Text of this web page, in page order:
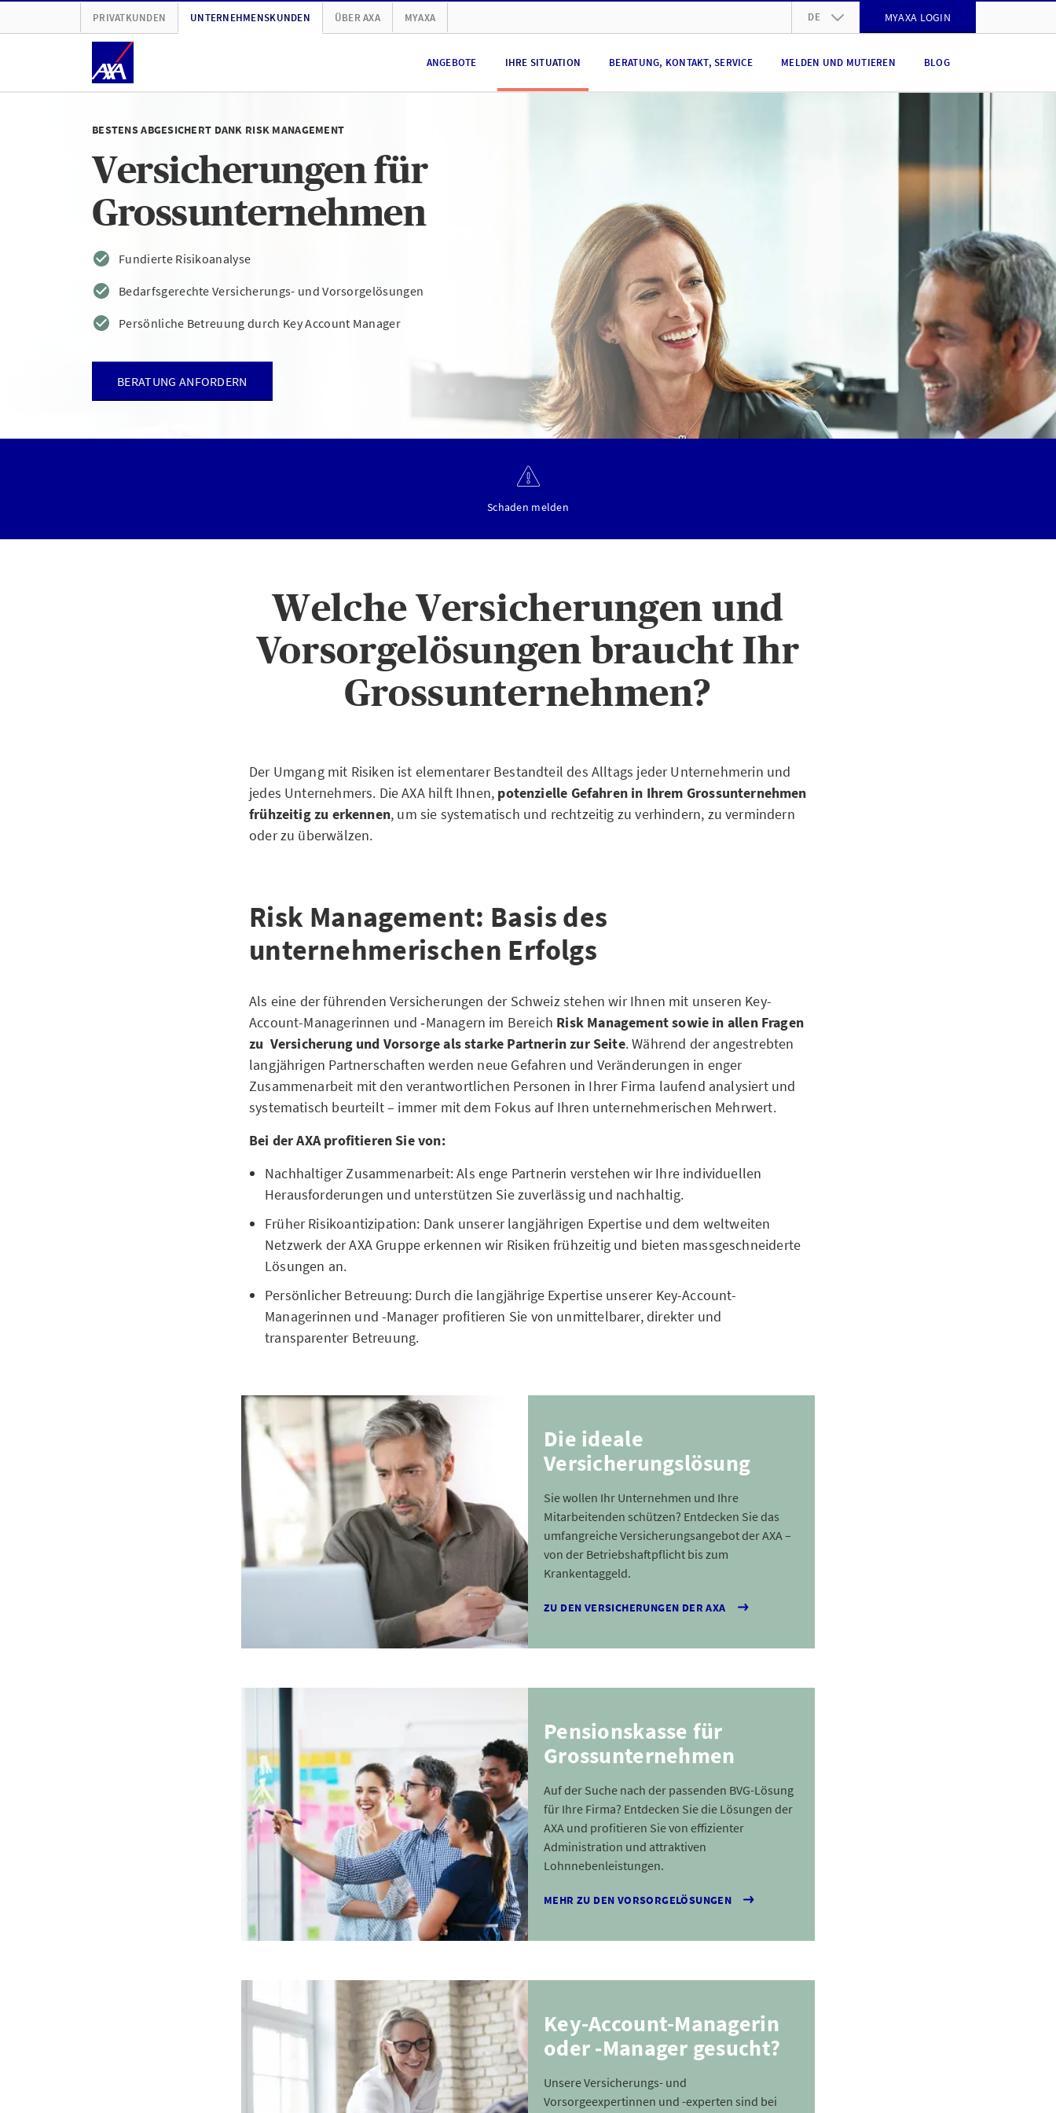
PRIVATKUNDEN UNTERNEHMENSKUNDEN ÜBER AXA MYAXA DE MYAXA LOGIN
ANGEBOTE IHRE SITUATION BERATUNG, KONTAKT, SERVICE MELDEN UND MUTIEREN BLOG
BESTENS ABGESICHERT DANK RISK MANAGEMENT
Versicherungen für
Grossunternehmen
Fundierte Risikoanalyse
Bedarfsgerechte Versicherungs- und Vorsorgelösungen
Persönliche Betreuung durch Key Account Manager
BERATUNG ANFORDERN
Schaden melden
Welche Versicherungen und
Vorsorgelösungen braucht Ihr
Grossunternehmen?
Der Umgang mit Risiken ist elementarer Bestandteil des Alltags jeder Unternehmerin und
jedes Unternehmers. Die AXA hilft Ihnen, potenzielle Gefahren in Ihrem Grossunternehmen
frühzeitig zu erkennen, um sie systematisch und rechtzeitig zu verhindern, zu vermindern
oder zu überwälzen.
Risk Management: Basis des
unternehmerischen Erfolgs
Als eine der führenden Versicherungen der Schweiz stehen wir Ihnen mit unseren Key-
Account-Managerinnen und ‑Managern im Bereich Risk Managementsowie in allen Fragen
zu Versicherung und Vorsorge als starke Partnerin zur Seite. Während der angestrebten
langjährigen Partnerschaften werden neue Gefahren und Veränderungen in enger
Zusammenarbeit mit den verantwortlichen Personen in Ihrer Firma laufend analysiert und
systematisch beurteilt – immer mit dem Fokus auf Ihren unternehmerischen Mehrwert.
Bei der AXA profitieren Sie von:
Nachhaltiger Zusammenarbeit: Als enge Partnerin verstehen wir Ihre individuellen
Herausforderungen und unterstützen Sie zuverlässig und nachhaltig.
Früher Risikoantizipation: Dank unserer langjährigen Expertise und dem weltweiten
Netzwerk der AXA Gruppe erkennen wir Risiken frühzeitig und bieten massgeschneiderte
Lösungen an.
Persönlicher Betreuung: Durch die langjährige Expertise unserer Key-Account-
Managerinnen und -Manager profitieren Sie von unmittelbarer, direkter und
transparenter Betreuung.
Die ideale
Versicherungslösung
Sie wollen Ihr Unternehmen und Ihre
Mitarbeitenden schützen? Entdecken Sie das
umfangreiche Versicherungsangebot der AXA –
von der Betriebshaftpflicht bis zum
Krankentaggeld.
ZU DEN VERSICHERUNGEN DER AXA
Pensionskasse für
Grossunternehmen
Auf der Suche nach der passenden BVG-Lösung
für Ihre Firma? Entdecken Sie die Lösungen der
AXA und profitieren Sie von effizienter
Administration und attraktiven
Lohnnebenleistungen.
MEHR ZU DEN VORSORGELÖSUNGEN
Key-Account-Managerin
oder ‑Manager gesucht?
Unsere Versicherungs- und
Vorsorgeexpertinnen und -experten sind bei